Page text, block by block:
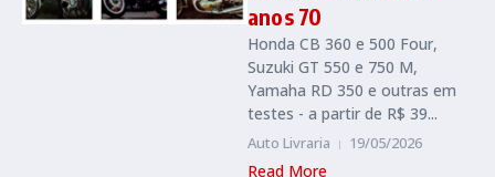
anos 70
Honda CB 360 e 500 Four,
Suzuki GT 550 e 750 M,
Yamaha RD 350 e outras em
testes - a partir de R$ 39...
Auto Livraria 19/05/2026
Read More